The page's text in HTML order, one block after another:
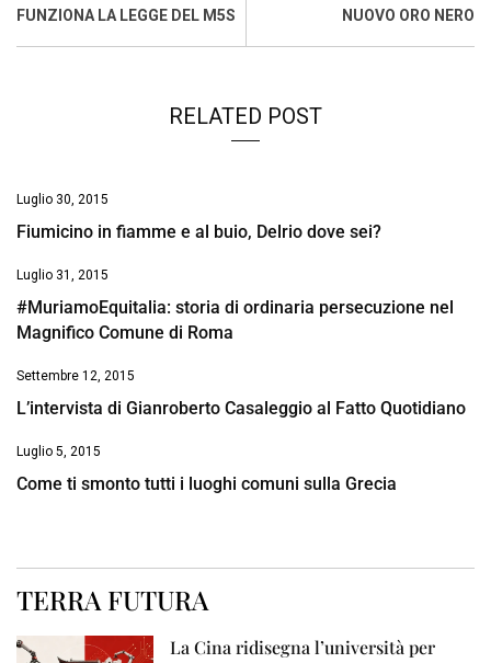
o
p
I
s
FUNZIONA LA LEGGE DEL M5S
NUOVO ORO NERO
RELATED POST
Luglio 30, 2015
Fiumicino in fiamme e al buio, Delrio dove sei?
Luglio 31, 2015
#MuriamoEquitalia: storia di ordinaria persecuzione nel
Magnifico Comune di Roma
Settembre 12, 2015
L’intervista di Gianroberto Casaleggio al Fatto Quotidiano
Luglio 5, 2015
Come ti smonto tutti i luoghi comuni sulla Grecia
TERRA FUTURA
La Cina ridisegna l’università per